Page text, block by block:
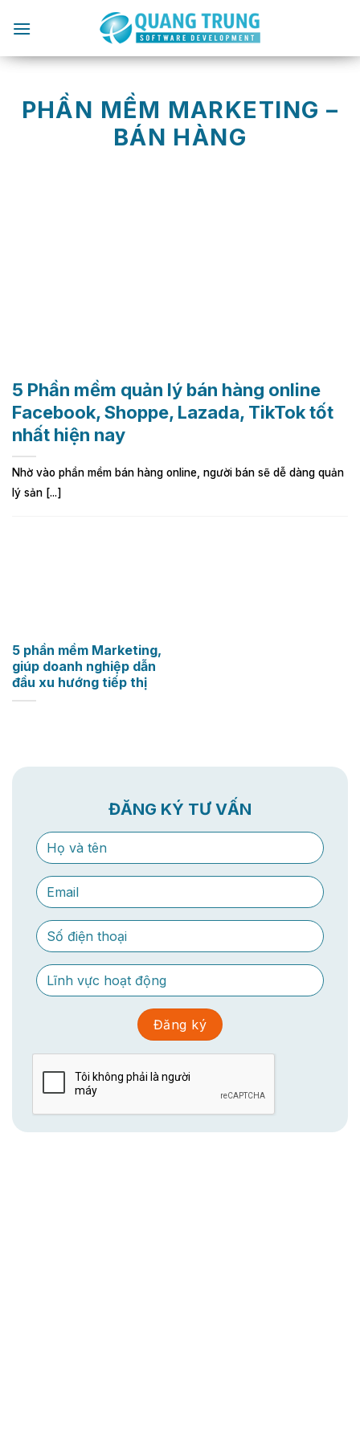
đến
PHẦN MỀM MARKETING –
BÁN HÀNG
5 Phần mềm quản lý bán hàng online
Facebook, Shoppe, Lazada, TikTok tốt
nhất hiện nay
Nhờ vào phần mềm bán hàng online, người bán sẽ dễ dàng quản
lý sản [...]
5 phần mềm Marketing,
giúp doanh nghiệp dẫn
đầu xu hướng tiếp thị
ĐĂNG KÝ TƯ VẤN